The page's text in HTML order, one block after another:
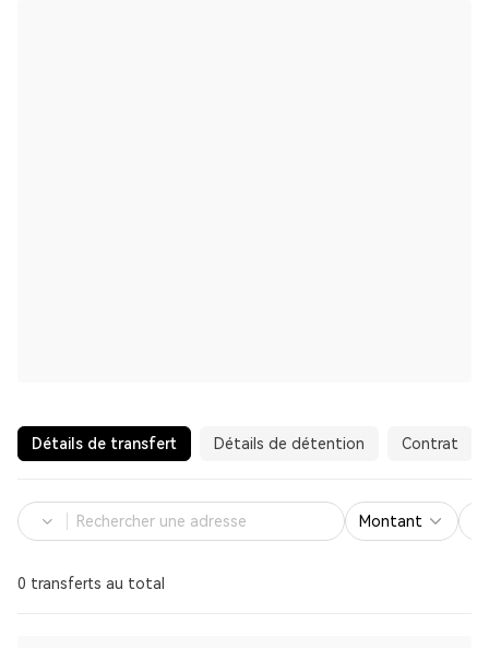
Détails de transfert Détails de détention Contrat
Montant
0 transferts au total